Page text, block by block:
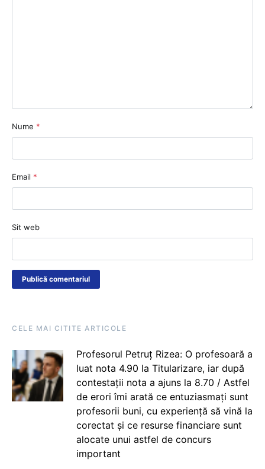
Nume *
Email *
Sit web
CELE MAI CITITE ARTICOLE
Profesorul Petruț Rizea: O profesoară a
luat nota 4.90 la Titularizare, iar după
contestații nota a ajuns la 8.70 / Astfel
de erori îmi arată ce entuziasmați sunt
profesorii buni, cu experiență să vină la
corectat și ce resurse financiare sunt
alocate unui astfel de concurs
important